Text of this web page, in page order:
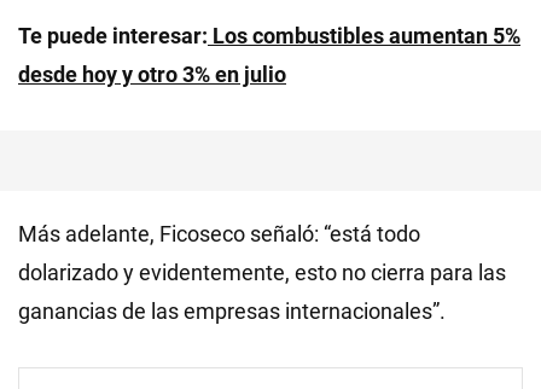
Te puede interesar: Los combustibles aumentan 5%
desde hoy y otro 3% en julio
Más adelante, Ficoseco señaló: “está todo
dolarizado y evidentemente, esto no cierra para las
ganancias de las empresas internacionales”.